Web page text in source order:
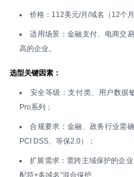
价格：112美元/月/域名（12个月
适用场景：金融支付、电商交
高的企业。
选型关键因素：
安全等级：支付类、用户数据
Pro系列；
合规要求：金融、政务行业需
PCI DSS、等保2.0）；
扩展需求：需跨主域保护的企
配符+多域名”混合保护。